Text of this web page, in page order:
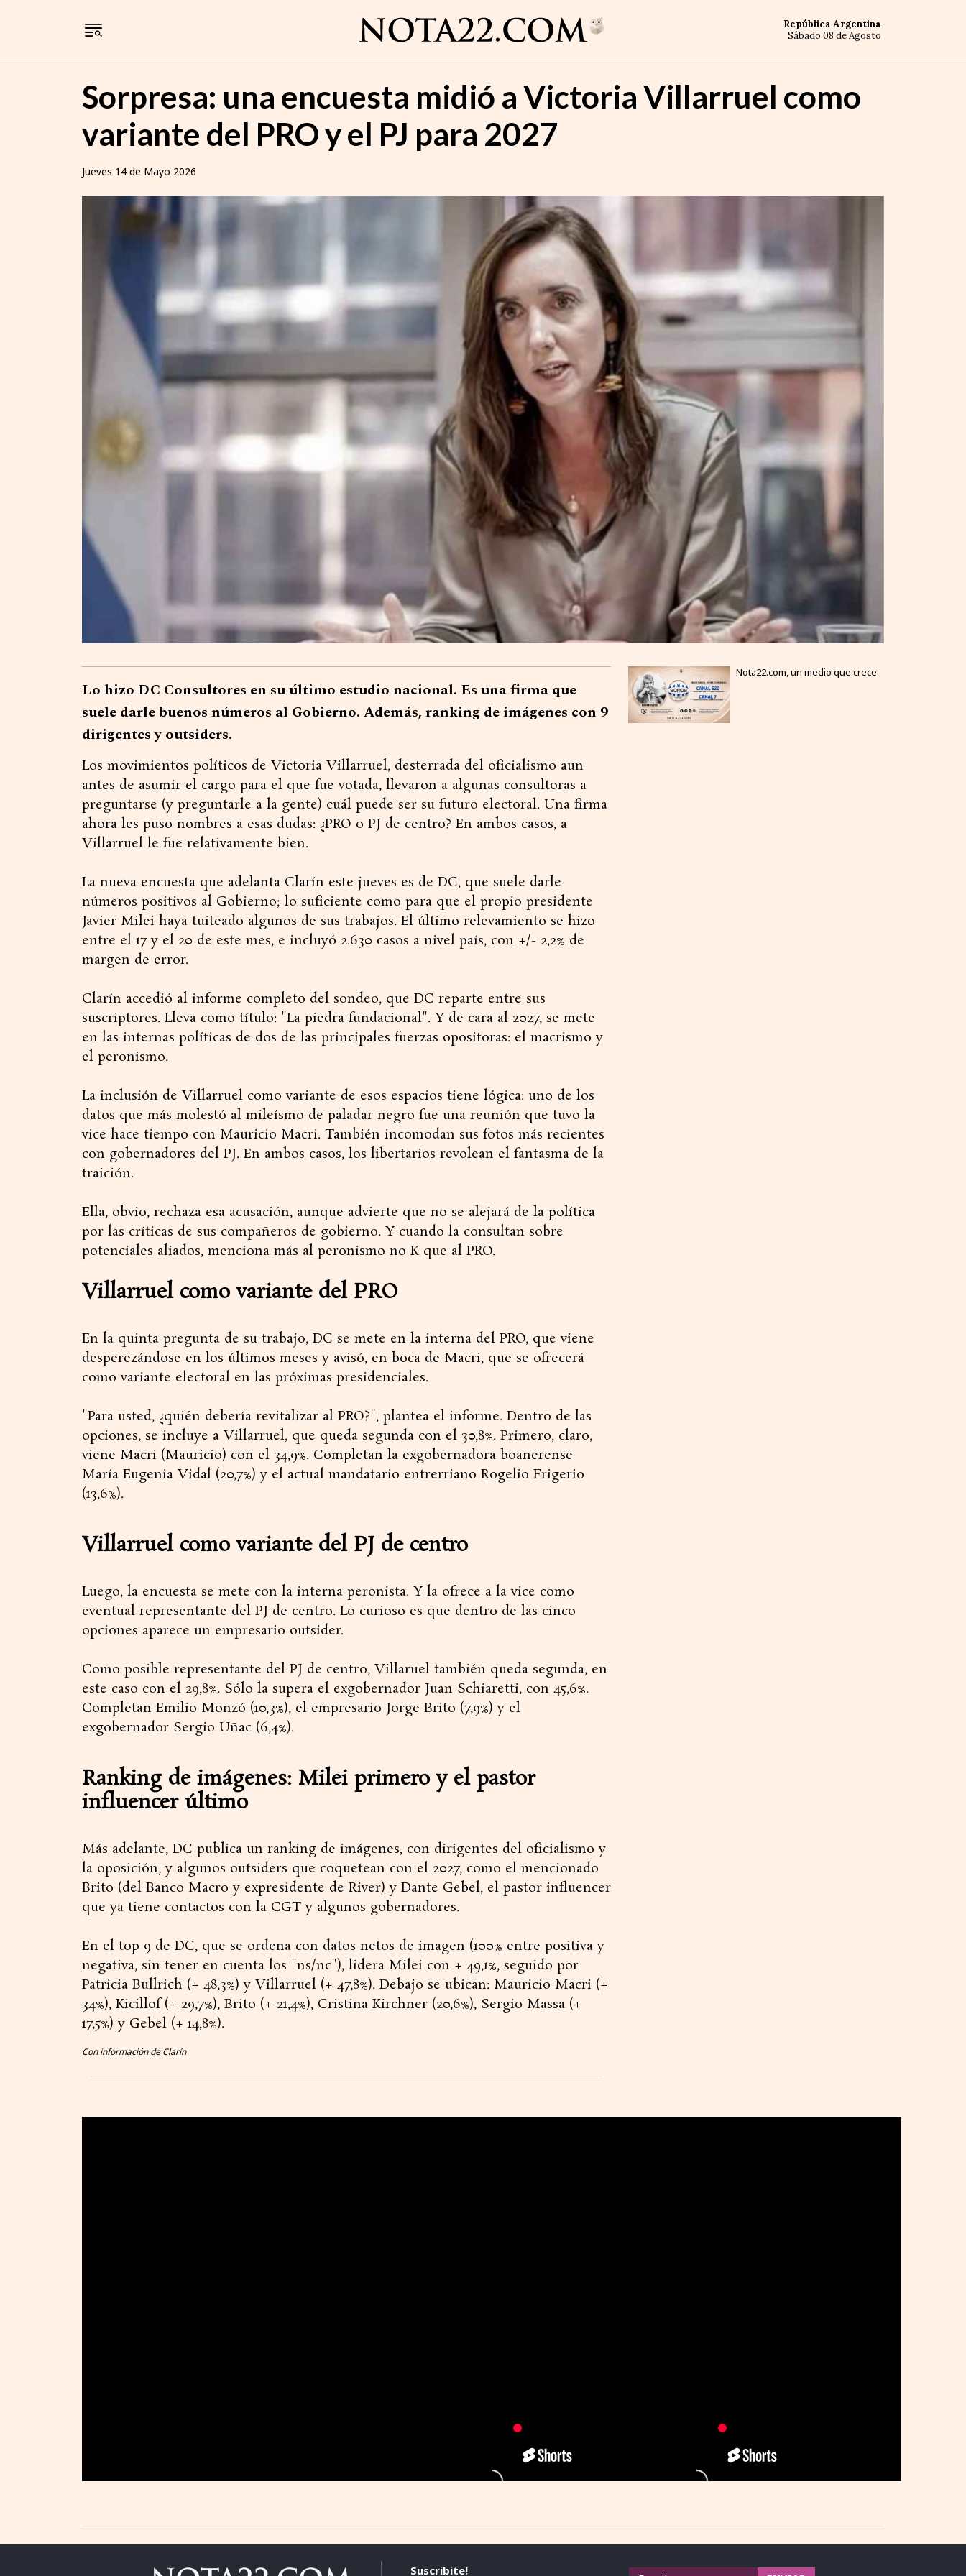
República Argentina
Sábado 08 de Agosto
Sorpresa: una encuesta midió a Victoria Villarruel como
variante del PRO y el PJ para 2027
Jueves 14 de Mayo 2026
Lo hizo DC Consultores en su último estudio nacional. Es una firma que
suele darle buenos números al Gobierno. Además, ranking de imágenes con 9
dirigentes y outsiders.
Los movimientos políticos de Victoria Villarruel, desterrada del oficialismo aun
antes de asumir el cargo para el que fue votada, llevaron a algunas consultoras a
preguntarse (y preguntarle a la gente) cuál puede ser su futuro electoral. Una firma
ahora les puso nombres a esas dudas: ¿PRO o PJ de centro? En ambos casos, a
Villarruel le fue relativamente bien.
La nueva encuesta que adelanta Clarín este jueves es de DC, que suele darle
números positivos al Gobierno; lo suficiente como para que el propio presidente
Javier Milei haya tuiteado algunos de sus trabajos. El último relevamiento se hizo
entre el 17 y el 20 de este mes, e incluyó 2.630 casos a nivel país, con +/- 2,2% de
margen de error.
Clarín accedió al informe completo del sondeo, que DC reparte entre sus
suscriptores. Lleva como título: "La piedra fundacional". Y de cara al 2027, se mete
en las internas políticas de dos de las principales fuerzas opositoras: el macrismo y
el peronismo.
La inclusión de Villarruel como variante de esos espacios tiene lógica: uno de los
datos que más molestó al mileísmo de paladar negro fue una reunión que tuvo la
vice hace tiempo con Mauricio Macri. También incomodan sus fotos más recientes
con gobernadores del PJ. En ambos casos, los libertarios revolean el fantasma de la
traición.
Ella, obvio, rechaza esa acusación, aunque advierte que no se alejará de la política
por las críticas de sus compañeros de gobierno. Y cuando la consultan sobre
potenciales aliados, menciona más al peronismo no K que al PRO.
Villarruel como variante del PRO
En la quinta pregunta de su trabajo, DC se mete en la interna del PRO, que viene
desperezándose en los últimos meses y avisó, en boca de Macri, que se ofrecerá
como variante electoral en las próximas presidenciales.
"Para usted, ¿quién debería revitalizar al PRO?", plantea el informe. Dentro de las
opciones, se incluye a Villarruel, que queda segunda con el 30,8%. Primero, claro,
viene Macri (Mauricio) con el 34,9%. Completan la exgobernadora boanerense
María Eugenia Vidal (20,7%) y el actual mandatario entrerriano Rogelio Frigerio
(13,6%).
Villarruel como variante del PJ de centro
Luego, la encuesta se mete con la interna peronista. Y la ofrece a la vice como
eventual representante del PJ de centro. Lo curioso es que dentro de las cinco
opciones aparece un empresario outsider.
Como posible representante del PJ de centro, Villaruel también queda segunda, en
este caso con el 29,8%. Sólo la supera el exgobernador Juan Schiaretti, con 45,6%.
Completan Emilio Monzó (10,3%), el empresario Jorge Brito (7,9%) y el
exgobernador Sergio Uñac (6,4%).
Ranking de imágenes: Milei primero y el pastor
influencer último
Más adelante, DC publica un ranking de imágenes, con dirigentes del oficialismo y
la oposición, y algunos outsiders que coquetean con el 2027, como el mencionado
Brito (del Banco Macro y expresidente de River) y Dante Gebel, el pastor influencer
que ya tiene contactos con la CGT y algunos gobernadores.
En el top 9 de DC, que se ordena con datos netos de imagen (100% entre positiva y
negativa, sin tener en cuenta los "ns/nc"), lidera Milei con + 49,1%, seguido por
Patricia Bullrich (+ 48,3%) y Villarruel (+ 47,8%). Debajo se ubican: Mauricio Macri (+
34%), Kicillof (+ 29,7%), Brito (+ 21,4%), Cristina Kirchner (20,6%), Sergio Massa (+
17,5%) y Gebel (+ 14,8%).
Con información de Clarín
Nota22.com, un medio que crece
Suscribite!